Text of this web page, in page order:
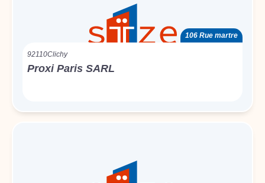
106 Rue martre
92110Clichy
Proxi Paris SARL